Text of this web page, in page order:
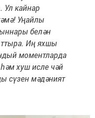
Ул кайнар
Уңайлы
белән
Иң яхшы
моментларда
хуш исле чәй
сүзен мәдәният